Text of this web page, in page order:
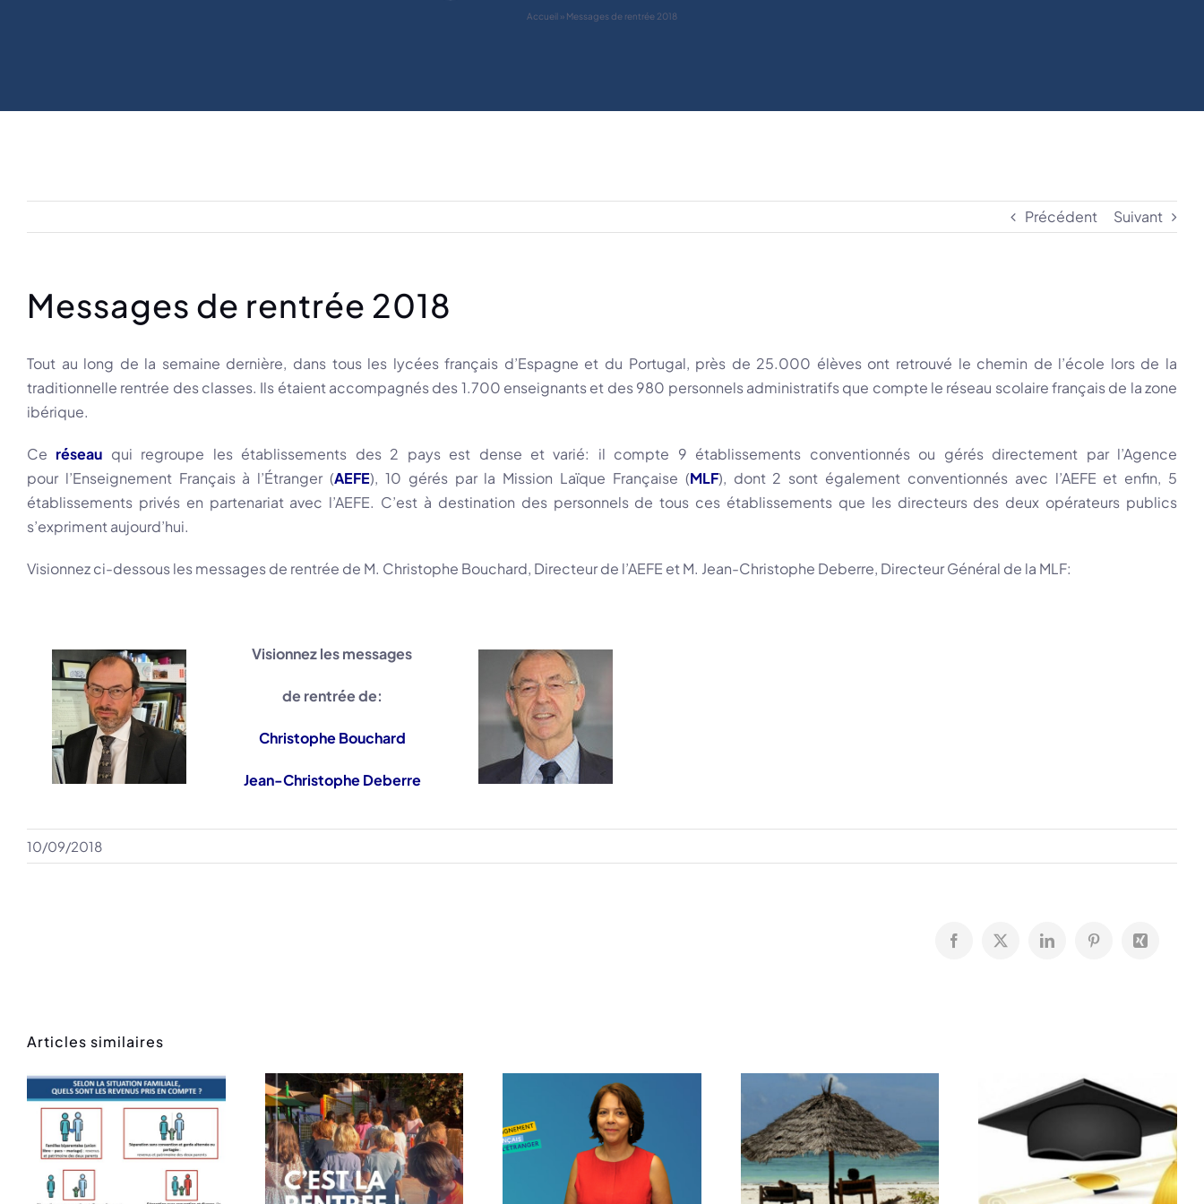
Accueil » Messages de rentrée 2018
Précédent Suivant
Messages de rentrée 2018
Tout au long de la semaine dernière, dans tous les lycées français d’Espagne et du Portugal, près de 25.000 élèves ont retrouvé le chemin de l’école lors de la
traditionnelle rentrée des classes. Ils étaient accompagnés des 1.700 enseignants et des 980 personnels administratifs que compte le réseau scolaire français de la zone
ibérique.
Ce réseau qui regroupe les établissements des 2 pays est dense et varié: il compte 9 établissements conventionnés ou gérés directement par l’Agence
pour l’Enseignement Français à l’Étranger (AEFE), 10 gérés par la Mission Laïque Française (MLF), dont 2 sont également conventionnés avec l’AEFE et enfin, 5
établissements privés en partenariat avec l’AEFE. C’est à destination des personnels de tous ces établissements que les directeurs des deux opérateurs publics
s’expriment aujourd’hui.
Visionnez ci-dessous les messages de rentrée de M. Christophe Bouchard, Directeur de l’AEFE et M. Jean-Christophe Deberre, Directeur Général de la MLF:
Visionnez les messages
de rentrée de:
Christophe Bouchard
Jean-Christophe Deberre
10/09/2018
Facebook
X LinkedInPinterestXing
Articles similaires
Rentrée des
classes
Message de
rentrée
Voilà l’été…
Résultats du
Bac
Bourses
scolaires